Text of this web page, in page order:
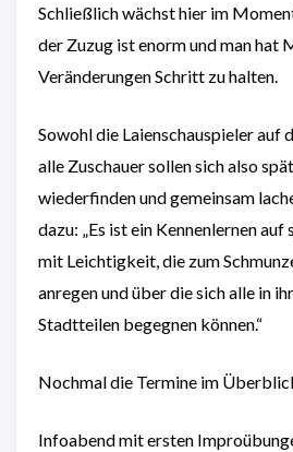
Schließlich wächst hier im
der Zuzug ist enorm und man hat
Veränderungen Schritt zu halten.
Sowohl die Laienschauspieler auf
alle Zuschauer sollen sich also
wiederfinden und gemeinsam
dazu: „Es ist ein Kennenlernen
mit Leichtigkeit, die zum
anregen und über die sich alle in
Stadtteilen begegnen können.“
Nochmal die Termine im
Infoabend mit ersten